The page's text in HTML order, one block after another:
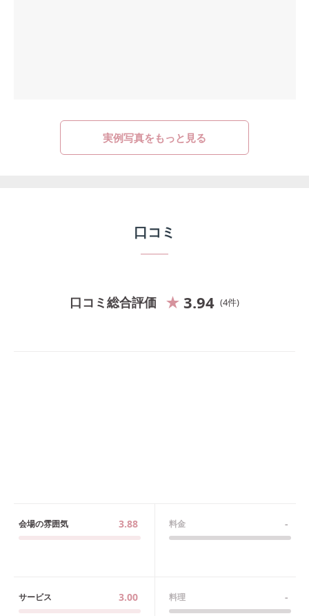
実例写真をもっと見る
口コミ
口コミ総合評価 3.94 4件
会場の雰囲気 3.88 料金 -
サービス 3.00 料理 -